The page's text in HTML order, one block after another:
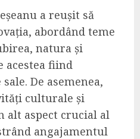
a reușit să
abordând teme
natura și
acestea fiind
De asemenea,
culturale și
alt aspect crucial al
angajamentul